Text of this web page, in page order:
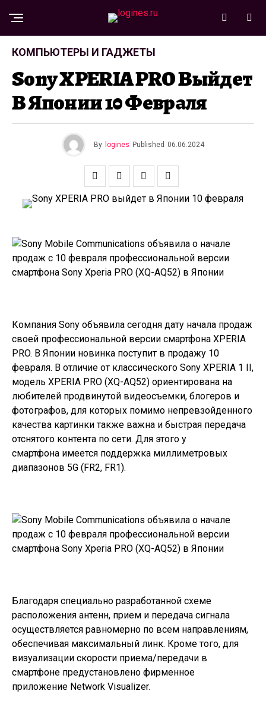
КОМПЬЮТЕРЫ И ГАДЖЕТЫ
Sony XPERIA PRO Выйдет
В Японии 10 Февраля
By logines Published 06.06.2024
Компания Sony объявила сегодня дату начала продаж
своей профессиональной версии смартфона XPERIA
PRO. В Японии новинка поступит в продажу 10
февраля. В отличие от классического Sony XPERIA 1 II,
модель XPERIA PRO (XQ-AQ52) ориентирована на
любителей продвинутой видеосъемки, блогеров и
фотографов, для которых помимо непревзойденного
качества картинки также важна и быстрая передача
отснятого контента по сети. Для этого у
смартфона имеется поддержка миллиметровых
диапазонов 5G (FR2, FR1).
Благодаря специально разработанной схеме
расположения антенн, прием и передача сигнала
осуществляется равномерно по всем направлениям,
обеспечивая максимальный линк. Кроме того, для
визуализации скорости приема/передачи в
смартфоне предустановлено фирменное
приложение Network Visualizer.